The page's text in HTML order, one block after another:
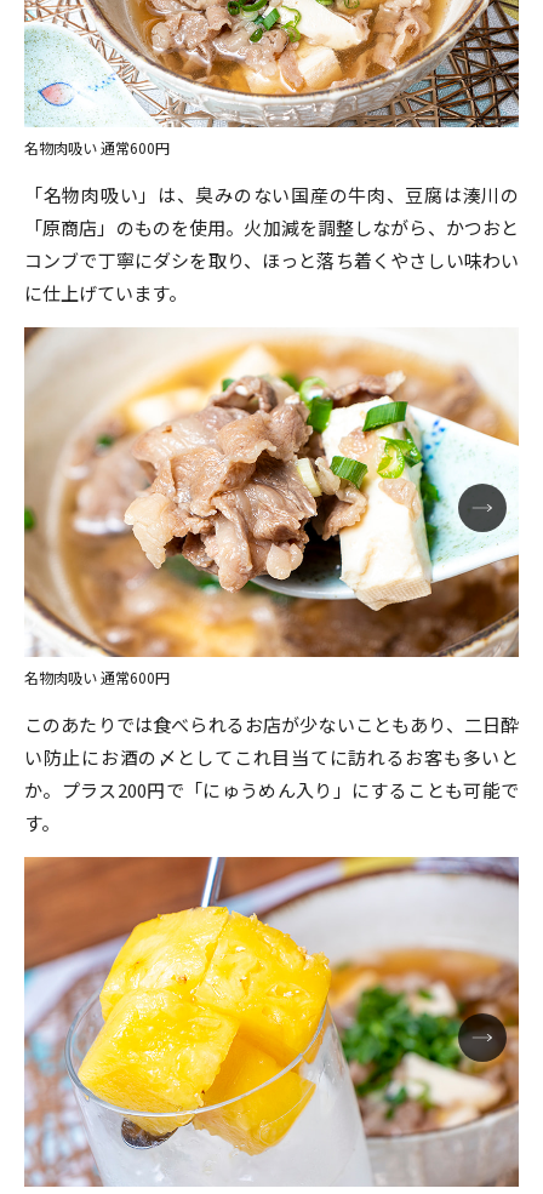
名物肉吸い 通常600円
「名物肉吸い」は、臭みのない国産の牛肉、豆腐は湊川の
「原商店」のものを使用。火加減を調整しながら、かつおと
コンブで丁寧にダシを取り、ほっと落ち着くやさしい味わい
に仕上げています。
名物肉吸い 通常600円
このあたりでは食べられるお店が少ないこともあり、二日酔
い防止にお酒の〆としてこれ目当てに訪れるお客も多いと
か。プラス200円で「にゅうめん入り」にすることも可能で
す。